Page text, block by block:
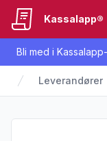
Bli med i
Kassalapp®
Leverandører